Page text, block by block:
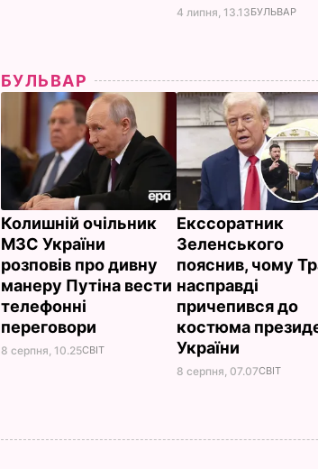
4 липня, 13.13БУЛЬВАР
БУЛЬВАР
Колишній очільник
МЗС України
розповів про дивну
манеру Путіна вести
телефонні
переговори
8 серпня, 10.25СВІТ
Екссоратник
Зеленського
пояснив, чому
насправді
причепився до
костюма
України
8 серпня, 07.07СВІТ